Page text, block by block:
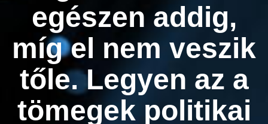
egészen addig,
míg el nem veszik
tőle. Legyen az a
tömegek politikai